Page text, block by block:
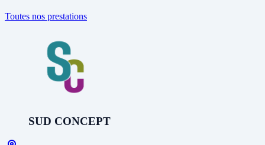
Toutes nos prestations
SUD CONCEPT